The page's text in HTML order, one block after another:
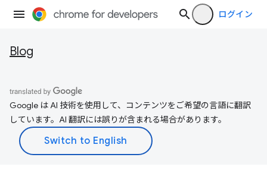
ログイン
Blog
Google は AI 技術を使用して、コンテンツをご希望の言語に翻訳
しています。AI 翻訳には誤りが含まれる場合があります。